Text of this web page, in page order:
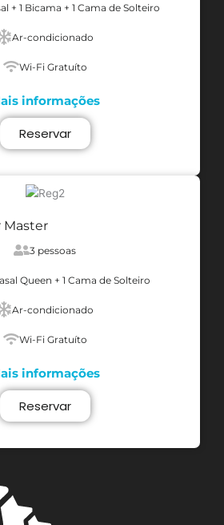
+ 1 Bicama + 1 Cama de Solteiro
Ar-condicionado
Wi-Fi Gratuíto
informações
Reservar
Master
3 pessoas
Queen + 1 Cama de Solteiro
Ar-condicionado
Wi-Fi Gratuíto
informações
Reservar